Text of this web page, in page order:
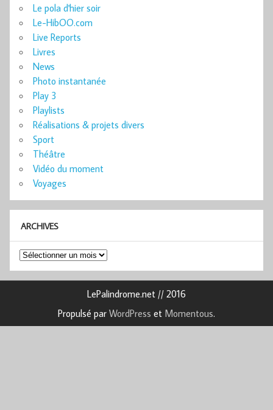
Le pola d'hier soir
Le-HibOO.com
Live Reports
Livres
News
Photo instantanée
Play 3
Playlists
Réalisations & projets divers
Sport
Théâtre
Vidéo du moment
Voyages
ARCHIVES
Archives
LePalindrome.net // 2016
Propulsé par WordPress et Momentous.